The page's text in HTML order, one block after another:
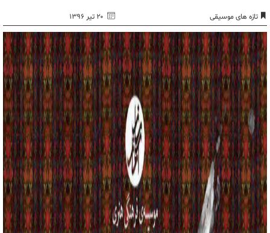
تازه های موسیقی ۲۰ تیر ۱۳۹۶